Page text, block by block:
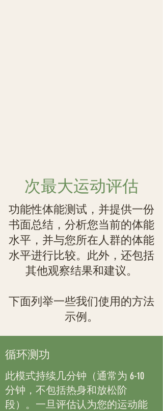
次最大运动评估
功能性体能测试，并提供一份
书面总结，分析您当前的体能
水平，并与您所在人群的体能
水平进行比较。此外，还包括
其他观察结果和建议。
下面列举一些我们使用的方法
示例。
循环测功
此模式持续几分钟（通常为 6-10
分钟，不包括热身和放松阶
段）。一旦评估认为您的运动能